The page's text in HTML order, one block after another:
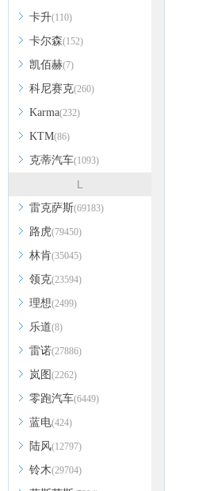
卡升(110)
卡尔森(152)
凯佰赫(7)
科尼赛克(260)
Karma(232)
KTM(86)
克蒂汽车(1093)
L
雷克萨斯(69183)
路虎(79450)
林肯(35045)
领克(23594)
理想(2499)
乐道(8)
雷诺(27886)
岚图 (2262)
零跑汽车(6449)
蓝电(424)
陆风(12797)
铃木(29704)